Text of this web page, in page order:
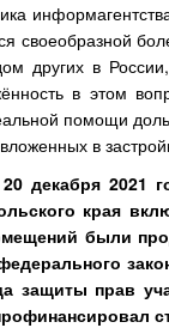
своеобразной
других в
в этом
помощи
в
декабря 2021
края
были
прав